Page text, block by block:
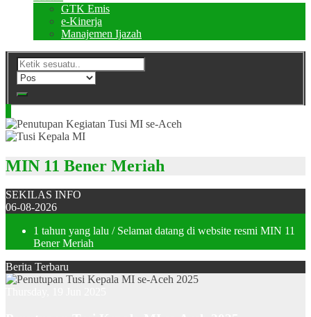
GTK Emis
e-Kinerja
Manajemen Ijazah
MIN 11 Bener Meriah
SEKILAS INFO
06-08-2026
1 tahun yang lalu / Selamat datang di website resmi MIN 11
Bener Meriah
Berita Terbaru